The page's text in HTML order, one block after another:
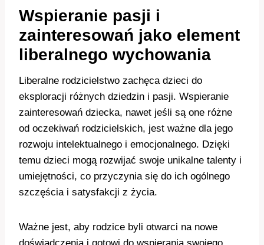
Wspieranie pasji i
zainteresowań jako element
liberalnego wychowania
Liberalne rodzicielstwo zachęca dzieci do
eksploracji różnych dziedzin i pasji. Wspieranie
zainteresowań dziecka, nawet jeśli są one różne
od oczekiwań rodzicielskich, jest ważne dla jego
rozwoju intelektualnego i emocjonalnego. Dzięki
temu dzieci mogą rozwijać swoje unikalne talenty i
umiejętności, co przyczynia się do ich ogólnego
szczęścia i satysfakcji z życia.
Ważne jest, aby rodzice byli otwarci na nowe